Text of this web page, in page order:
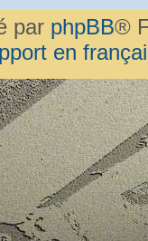
par phpBB®
en